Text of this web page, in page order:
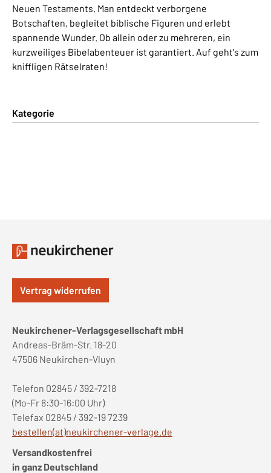
Neuen Testaments. Man entdeckt verborgene
Botschaften, begleitet biblische Figuren und erlebt
spannende Wunder. Ob allein oder zu mehreren, ein
kurzweiliges Bibelabenteuer ist garantiert. Auf geht's zum
kniffligen Rätselraten!
Kategorie
Vertrag widerrufen
Neukirchener-Verlagsgesellschaft mbH
Andreas-Bräm-Str. 18-20
47506 Neukirchen-Vluyn
Telefon 02845 / 392-7218
(Mo-Fr 8:30-16:00 Uhr)
Telefax 02845 / 392-19 7239
bestellen(at)neukirchener-verlage.de
Versandkostenfrei
in ganz Deutschland